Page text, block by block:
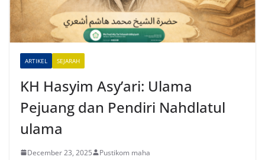
t
v
ARTIKEL SEJARAH
KH Hasyim Asy’ari: Ulama
Pejuang dan Pendiri Nahdlatul
ulama
December 23, 2025 Pustikom maha